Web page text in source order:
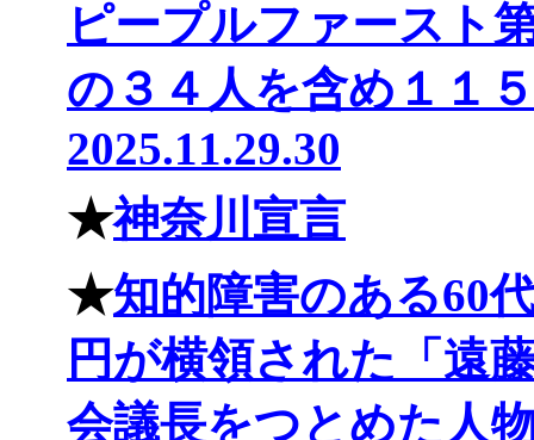
ピープルファースト
の３４人を含め１１
2025.11.29.30
★神奈川宣言
★知的障害のある60
円が横領された「遠
会議長をつとめた人